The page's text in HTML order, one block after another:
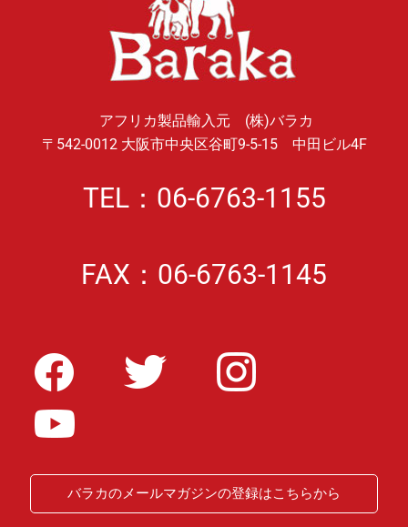
アフリカ製品輸入元 (株)バラカ
〒542-0012 大阪市中央区谷町9-5-15 中田ビル4F
TEL：06-6763-1155
FAX：06-6763-1145
バラカのメールマガジンの登録はこちらから